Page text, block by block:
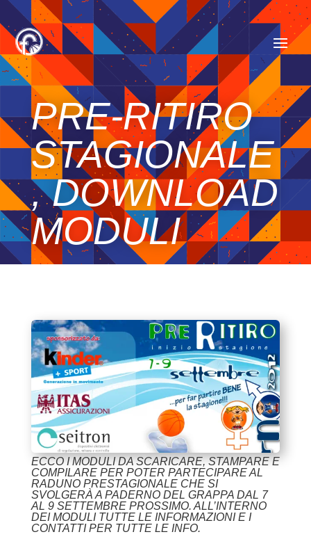
PRE-RITIRO
STAGIONALE
, DOWNLOAD
MODULI
ECCO I MODULI DA SCARICARE, STAMPARE E
COMPILARE PER POTER PARTECIPARE AL
RADUNO PRESTAGIONALE CHE SI
SVOLGERÀ A PADERNO DEL GRAPPA DAL 7
AL 9 SETTEMBRE PROSSIMO. ALL’INTERNO
DEI MODULI TUTTE LE INFORMAZIONI E I
CONTATTI PER TUTTE LE INFO.